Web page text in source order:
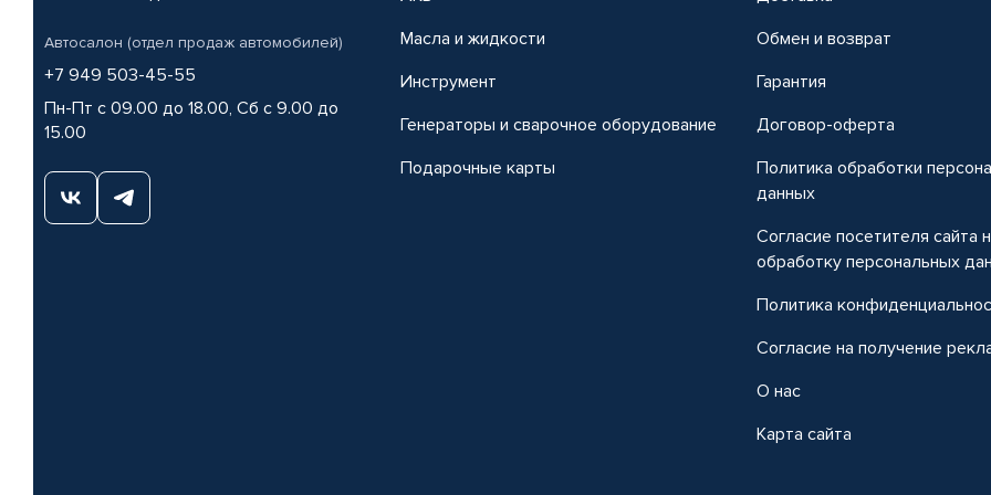
Автосалон (отдел продаж автомобилей)
+7 949 503-45-55
Пн-Пт с 09.00 до 18.00, Сб с 9.00 до
15.00
Масла и жидкости
Инструмент
Генераторы и сварочное оборудование
Подарочные карты
Обмен и возврат
Гарантия
Договор-оферта
Политика обработки
данных
Согласие посетителя сайта
обработку персональных
Политика
Согласие на получение
О нас
Карта сайта